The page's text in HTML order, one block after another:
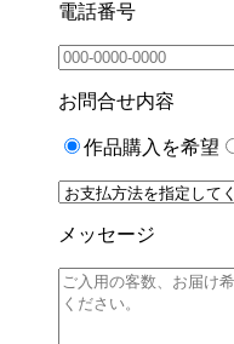
電話番号
お問合せ内容
作品購入を希望
メッセージ